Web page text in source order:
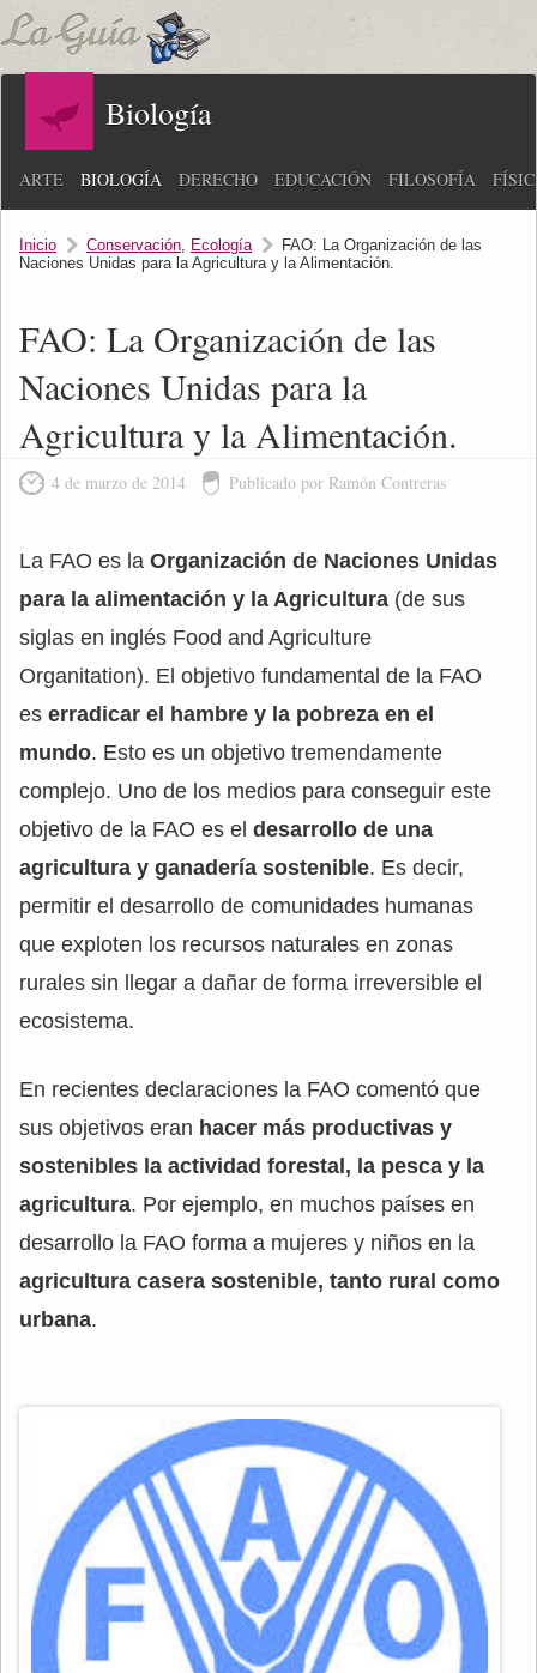
Biología
ARTE BIOLOGÍA DERECHO EDUCACIÓN FILOSOFÍA
Inicio Conservación, Ecología
FAO: La Organización de las
Naciones Unidas para la Agricultura y la Alimentación.
FAO: La Organización de las
Naciones Unidas para la
Agricultura y la Alimentación.
4 de marzo de 2014 Publicado por Ramón Contreras
La FAO es la Organización de Naciones Unidas
para la alimentación y la Agricultura (de sus
siglas en inglés Food and Agriculture
Organitation). El objetivo fundamental de la FAO
es erradicar el hambre y la pobreza en el
mundo. Esto es un objetivo tremendamente
complejo. Uno de los medios para conseguir este
objetivo de la FAO es el desarrollo de una
agricultura y ganadería sostenible. Es decir,
permitir el desarrollo de comunidades humanas
que exploten los recursos naturales en zonas
rurales sin llegar a dañar de forma irreversible el
ecosistema.
En recientes declaraciones la FAO comentó que
sus objetivos eran hacer más productivas y
sostenibles la actividad forestal, la pesca y la
agricultura. Por ejemplo, en muchos países en
desarrollo la FAO forma a mujeres y niños en la
agricultura casera sostenible, tanto rural como
urbana.